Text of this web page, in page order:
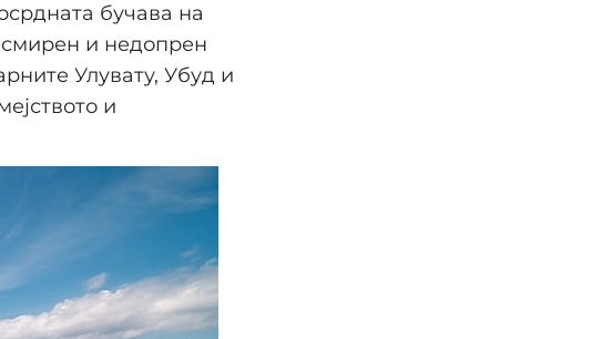
бучава на
смирен и недопрен
Улувату, Убуд и
и